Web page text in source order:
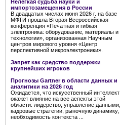
Нелегкая судьба науки и
импортозамещения в России
В двадцатых числах июня 2026 г. на базе
МФТИ прошла Вторая Всероссийская
конференция «Печатная и гибкая
электроника: оборудование, материалы и
технологии», организованная Научным
центров мирового уровня «Центр
перспективной микроэлектроники».
Запрет как средство поддержки
крупнейших игроков
Прогнозы Gartner в области данных и
аналитики на 2026 год
Ожидается, что искусственный интеллект
окажет влияние на все аспекты этой
области: лидерство, управление данными,
кадровые стратегии, рыночную динамику,
необходимость контекста ...